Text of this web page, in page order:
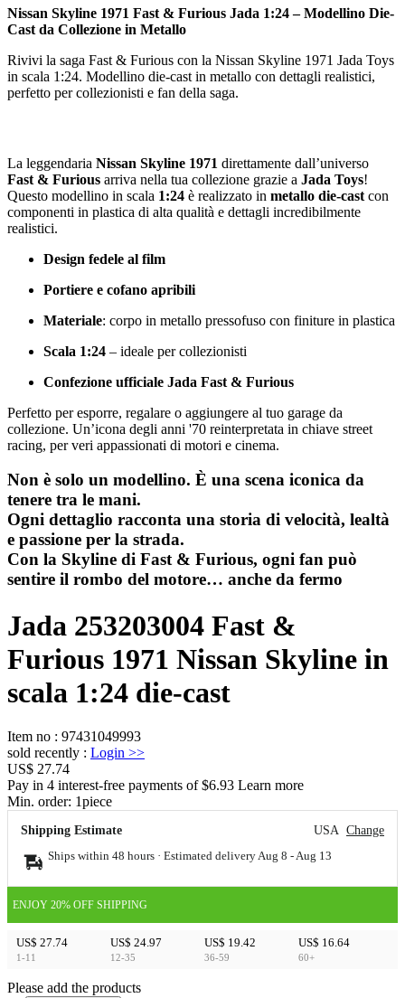
Nissan Skyline 1971 Fast & Furious Jada 1:24 – Modellino Die-
Cast da Collezione in Metallo
Rivivi la saga Fast & Furious con la Nissan Skyline 1971 Jada Toys
in scala 1:24. Modellino die-cast in metallo con dettagli realistici,
perfetto per collezionisti e fan della saga.
La leggendaria Nissan Skyline 1971 direttamente dall’universo
Fast & Furious arriva nella tua collezione grazie a Jada Toys!
Questo modellino in scala 1:24 è realizzato in metallo die-cast con
componenti in plastica di alta qualità e dettagli incredibilmente
realistici.
Design fedele al film
Portiere e cofano apribili
Materiale: corpo in metallo pressofuso con finiture in plastica
Scala 1:24 – ideale per collezionisti
Confezione ufficiale Jada Fast & Furious
Perfetto per esporre, regalare o aggiungere al tuo garage da
collezione. Un’icona degli anni '70 reinterpretata in chiave street
racing, per veri appassionati di motori e cinema.
Non è solo un modellino. È una scena iconica da
tenere tra le mani.
Ogni dettaglio racconta una storia di velocità, lealtà
e passione per la strada.
Con la Skyline di Fast & Furious, ogni fan può
sentire il rombo del motore… anche da fermo
Jada 253203004 Fast &
Furious 1971 Nissan Skyline in
scala 1:24 die-cast
Item no : 97431049993
sold recently : Login >>
US$ 27.74
Pay in 4 interest-free payments of $6.93 Learn more
Min. order: 1piece
Shipping Estimate USA Change
Ships within 48 hours · Estimated deliveryAug 8 -Aug 13
ENJOY 20% OFF SHIPPING
US$ 27.74
1-11
US$ 24.97
12-35
US$ 19.42
36-59
US$ 16.64
60+
Please add the products